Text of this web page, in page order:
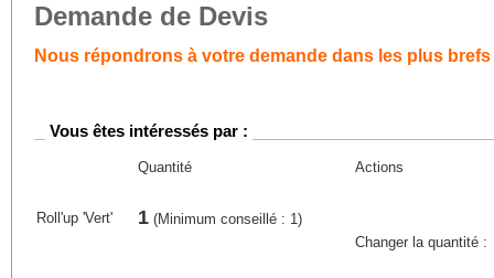
Demande de Devis
Nous répondrons à votre demande dans les plus brefs
Vous êtes intéressés par :
Quantité Actions
Roll'up 'Vert' 1 (Minimum conseillé : 1)
Changer la quantité :